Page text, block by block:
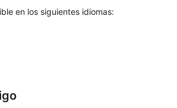
en los siguientes idiomas: